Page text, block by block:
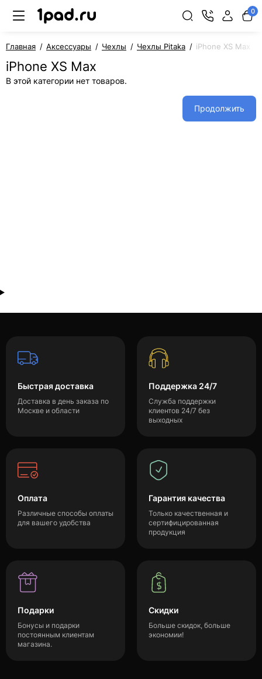
0
Главная Аксессуары Чехлы Чехлы Pitaka iPhone XS Max
iPhone XS Max
В этой категории нет товаров.
Продолжить
Быстрая доставка
Доставка в день заказа по
Москве и области
Поддержка 24/7
Служба поддержки
клиентов 24/7 без
выходных
Оплата
Различные способы оплаты
для вашего удобства
Гарантия качества
Только качественная и
сертифицированная
продукция
Подарки
Бонусы и подарки
постоянным клиентам
магазина.
Скидки
Больше скидок, больше
экономии!